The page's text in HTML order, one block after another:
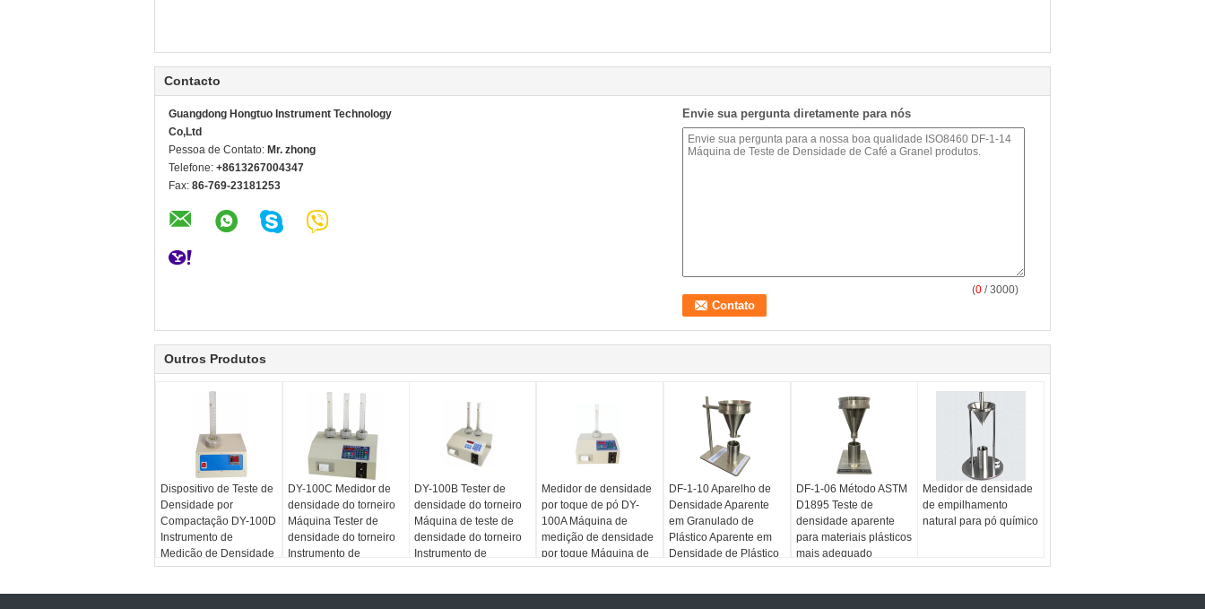
Contacto
Guangdong Hongtuo Instrument Technology
Co,Ltd
Pessoa de Contato: Mr. zhong
Telefone: +8613267004347
Fax: 86-769-23181253
Envie sua pergunta diretamente para nós
(0 / 3000)
Outros Produtos
Dispositivo de Teste de
Densidade por
Compactação DY-100D
Instrumento de
Medição de Densidade
de Pó Operação Fácil
DY-100C Medidor de
densidade do torneiro
Máquina Tester de
densidade do torneiro
Instrumento de
medição da densidade
DY-100B Tester de
densidade do torneiro
Máquina de teste de
densidade do torneiro
Instrumento de
medição da densidade
Medidor de densidade
por toque de pó DY-
100A Máquina de
medição de densidade
por toque Máquina de
teste de densidade por
DF-1-10 Aparelho de
Densidade Aparente
em Granulado de
Plástico Aparente em
Densidade de Plástico
Método ISO R60
DF-1-06 Método ASTM
D1895 Teste de
densidade aparente
para materiais plásticos
mais adequado
Instrumento de
Medidor de densidade
de empilhamento
natural para pó químico